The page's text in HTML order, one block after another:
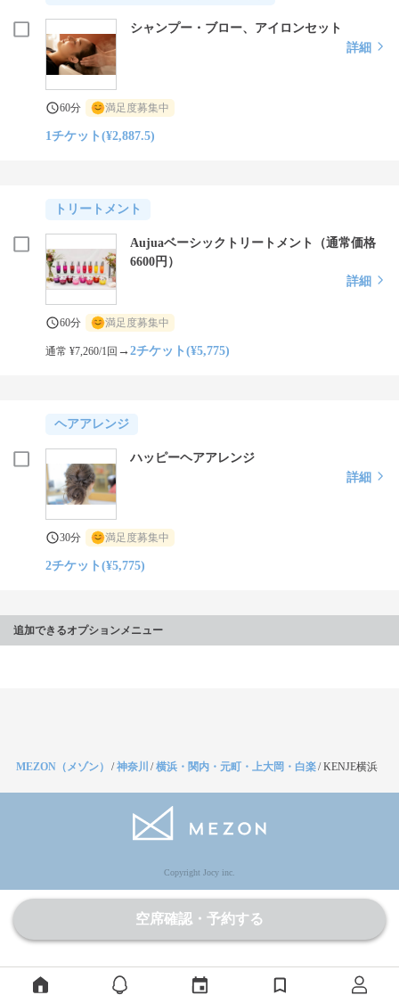
シャンプー・ブロー、アイロンセット
詳細
60分 満足度募集中
1チケット(¥2,887.5)
トリートメント
Aujuaベーシックトリートメント（通常価格
6600円）
詳細
60分 満足度募集中
通常 ¥7,260/1回 →2チケット(¥5,775)
ヘアアレンジ
ハッピーヘアアレンジ
詳細
30分 満足度募集中
2チケット(¥5,775)
追加できるオプションメニュー
空席確認・予約する
MEZON（メゾン） /神奈川 /横浜・関内・元町・上大岡・白楽/KENJE横浜
Copyright Jocy inc.